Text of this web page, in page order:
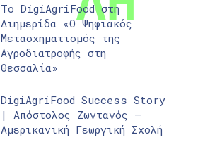
Το DigiAgriFood στη
Διημερίδα «Ο Ψηφιακός
Μετασχηματισμός της
Αγροδιατροφής στη
Θεσσαλία»
DigiAgriFood Success Story
| Απόστολος Ζωντανός –
Αμερικανική Γεωργική Σχολή